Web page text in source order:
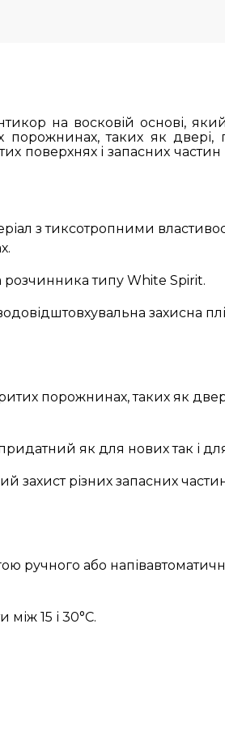
на восковій основі,
таких як двері,
поверхнях і запасних
з тиксотропними
розчинника типу White Spirit.
захисна
порожнинах, таких як
як для нових так і
різних запасних
або
15 і 30°С.